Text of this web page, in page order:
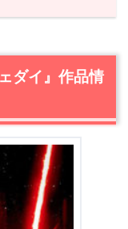
作品情報
ウォーカー
・オーガナ
ダイ』作品情